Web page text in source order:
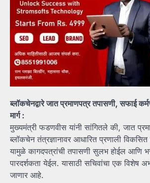
ब्लॉकचेनद्वारे जात प्रमाणपत्र तपासणी, सफाई
मार्ग :
मुख्यमंत्री फडणवीस यांनी सांगितले की, जात
ब्लॉकचेन तंत्रज्ञानावर आधारित प्रणाली
यामुळे कागदपत्रांची तपासणी सुलभ होईल आणि
पारदर्शकता येईल. यासाठी सचिवांचा एक विशेष
जाणार आहे.